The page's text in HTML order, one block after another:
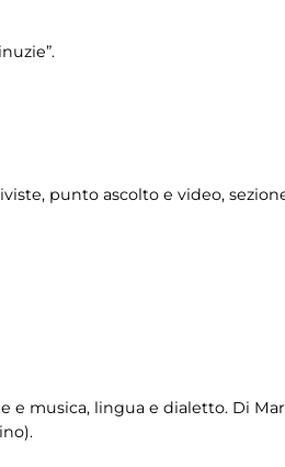
punto ascolto e video,
e musica, lingua e dialetto. Di